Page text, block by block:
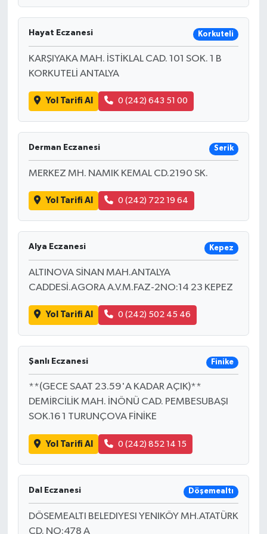
Hayat Eczanesi Korkuteli
KARŞIYAKA MAH. İSTİKLAL CAD. 101 SOK. 1 B
KORKUTELİ ANTALYA
Yol Tarifi Al 0 (242) 643 51 00
Derman Eczanesi Serik
MERKEZ MH. NAMIK KEMAL CD.2190 SK.
Yol Tarifi Al 0 (242) 722 19 64
Alya Eczanesi Kepez
ALTINOVA SİNAN MAH.ANTALYA
CADDESİ.AGORA A.V.M.FAZ-2NO:14 23 KEPEZ
Yol Tarifi Al 0 (242) 502 45 46
Şanlı Eczanesi Finike
**(GECE SAAT 23.59'A KADAR AÇIK)**
DEMİRCİLİK MAH. İNÖNÜ CAD. PEMBESUBAŞI
SOK.16 1 TURUNÇOVA FİNİKE
Yol Tarifi Al 0 (242) 852 14 15
Dal Eczanesi Döşemealtı
DÖSEMEALTI BELEDIYESI YENIKÖY MH.ATATÜRK
CD. NO:478 A